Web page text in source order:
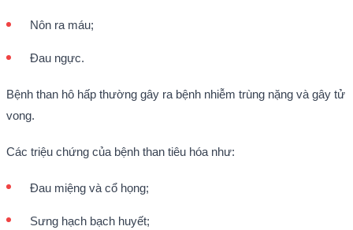
Nôn ra máu;
Đau ngực.
Bệnh than hô hấp thường gây ra bệnh nhiễm trùng nặng và gây tử
vong.
Các triệu chứng của bệnh than tiêu hóa như:
Đau miệng và cổ họng;
Sưng hạch bạch huyết;